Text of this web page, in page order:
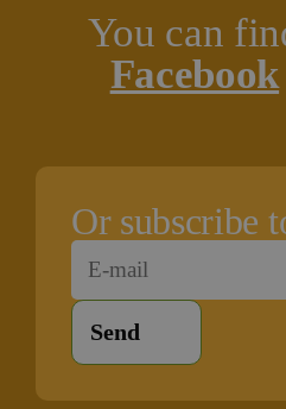
You can
Facebook
Or subscribe